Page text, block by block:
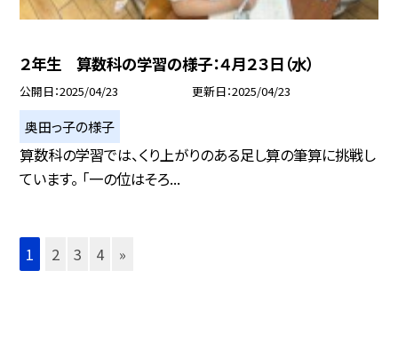
２年生 算数科の学習の様子：４月２３日（水）
公開日 2025/04/23 更新日 2025/04/23
奥田っ子の様子
算数科の学習では、くり上がりのある足し算の筆算に挑戦し
ています。 「一の位はそろ...
1 2 3 4 »